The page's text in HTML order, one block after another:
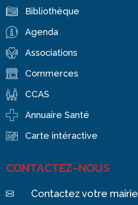
Bibliothèque
Agenda
Associations
Commerces
CCAS
Annuaire Santé
Carte intéractive
CONTACTEZ-NOUS
Contactez votre mairie